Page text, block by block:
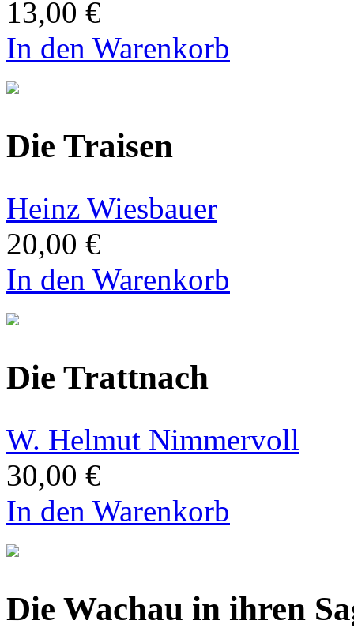
13,00 €
In den Warenkorb
Die Traisen
Heinz Wiesbauer
20,00 €
In den Warenkorb
Die Trattnach
W. Helmut Nimmervoll
30,00 €
In den Warenkorb
Die Wachau in ihren